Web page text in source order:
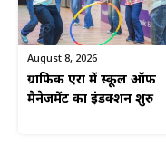
August 8, 2026
ग्राफिक एरा में स्कूल ऑफ
मैनेजमेंट का इंडक्शन शुरु